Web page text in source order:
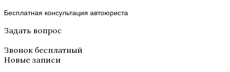
Бесплатная консультация автоюриста
Задать вопрос
Звонок бесплатный
Новые записи